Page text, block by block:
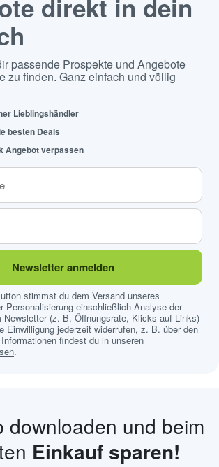
direkt in dein
passende Prospekte und Angebote
zu finden. Ganz einfach und völlig
Lieblingshändler
besten Deals
Angebot verpassen
Newsletter anmelden
stimmst du dem Versand unseres
Personalisierung einschließlich Analyse der
Newsletter (z. B. Öffnungsrate, Klicks auf Links)
Einwilligung jederzeit widerrufen, z. B. über den
findest du in unseren
.
downloaden und beim
Einkauf sparen!